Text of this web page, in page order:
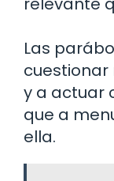
Las
y a actuar
que a
ella.